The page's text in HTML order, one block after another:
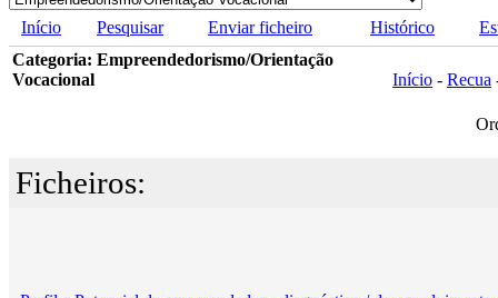
Início Pesquisar Enviar ficheiro Histórico
Categoria: Empreendedorismo/Orientação
Vocacional
Início - Recua
Ficheiros: